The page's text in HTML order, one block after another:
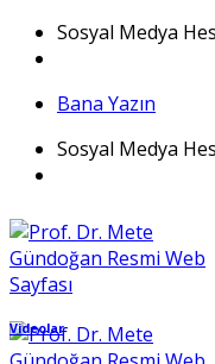
İçeriğe
atla
Sosyal Medya
Bana Yazın
Sosyal Medya
Videolar